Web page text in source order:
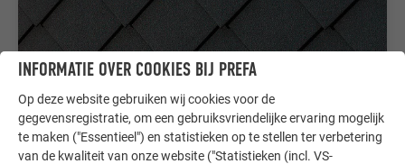
INFORMATIE OVER COOKIES BIJ PREFA
Op deze website gebruiken wij cookies voor de
gegevensregistratie, om een gebruiksvriendelijke ervaring mogelijk
te maken ("Essentieel") en statistieken op te stellen ter verbetering
van de kwaliteit van onze website ("Statistieken (incl. VS-